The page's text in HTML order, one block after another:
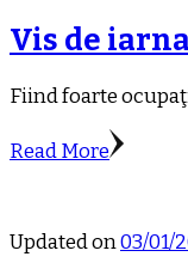
Vis de iarna
Fiind foarte
Read More
Updated on03/01/